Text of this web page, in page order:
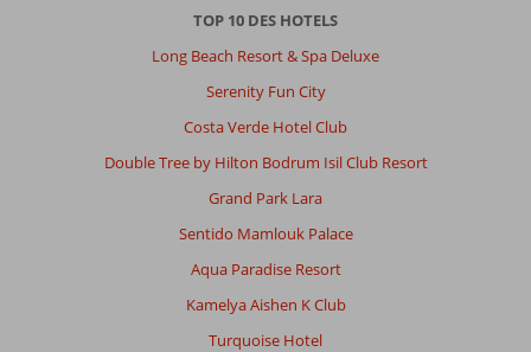
TOP 10 DES HOTELS
Long Beach Resort & Spa Deluxe
Serenity Fun City
Costa Verde Hotel Club
Double Tree by Hilton Bodrum Isil Club Resort
Grand Park Lara
Sentido Mamlouk Palace
Aqua Paradise Resort
Kamelya Aishen K Club
Turquoise Hotel